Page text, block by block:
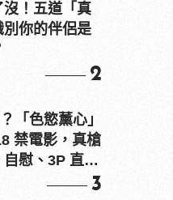
！五道「真
別你的伴侶是
2
「色慾薰心」
禁電影，真槍
慰、3P 直接
3